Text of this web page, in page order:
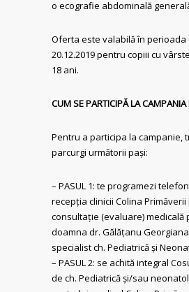
o ecografie abdominală
Oferta este valabilă în perioada
20.12.2019 pentru copiii cu
18 ani.
CUM SE PARTICIPĂ LA
Pentru a participa la campanie,
parcurgi următorii pași:
– PASUL 1: te programezi
recepția clinicii Colina
consultație (evaluare) medicală
doamna dr. Gălățanu
specialist ch. Pediatrică și
– PASUL 2: se achită integral
de ch. Pediatrică și/sau